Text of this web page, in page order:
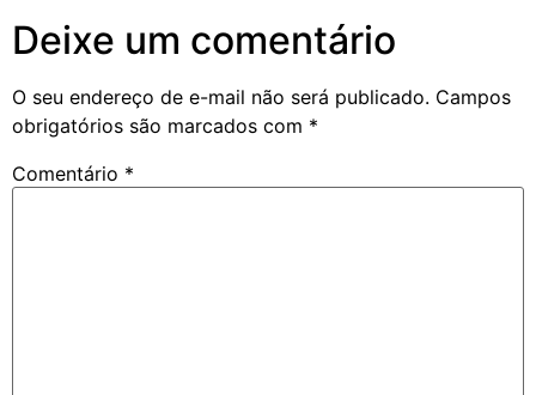
Deixe um comentário
O seu endereço de e-mail não será publicado. Campos
obrigatórios são marcados com *
Comentário *